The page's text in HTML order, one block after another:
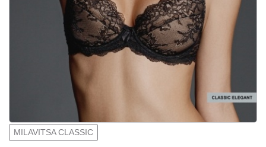
MILAVITSA CLASSIC